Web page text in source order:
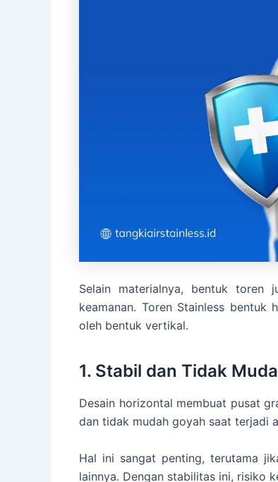
Selain materialnya, bentuk toren
keamanan. Toren Stainless
oleh bentuk vertikal.
1. Stabil dan Tidak
Desain horizontal membuat pusat
dan tidak mudah goyah saat terjadi
Hal ini sangat penting, terutama
lainnya. Dengan stabilitas ini, risiko